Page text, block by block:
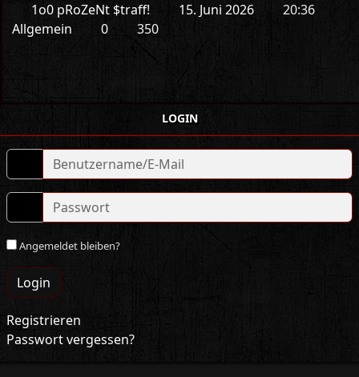
1o0 pRoZeNt $traff! 15. Juni 2026
20:36
Allgemein
0 350
LOGIN
Angemeldet bleiben?
Login
Registrieren
Passwort vergessen?